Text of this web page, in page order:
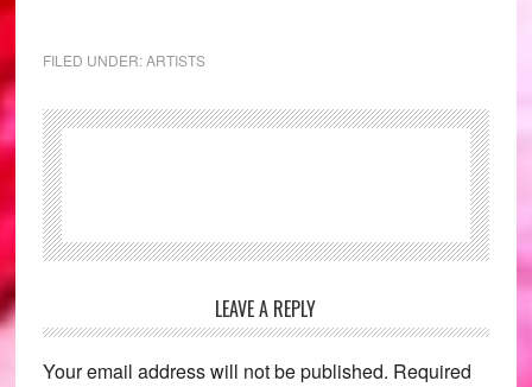
FILED UNDER:ARTISTS
Interactions
LEAVE A REPLY
Your email address will not be published. Required